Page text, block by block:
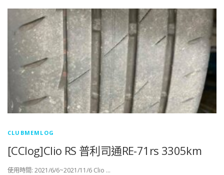
CLUBMEMLOG
[CClog]Clio RS 普利司通RE-71rs 3305km
使用時間: 2021/6/6~2021/11/6 Clio …